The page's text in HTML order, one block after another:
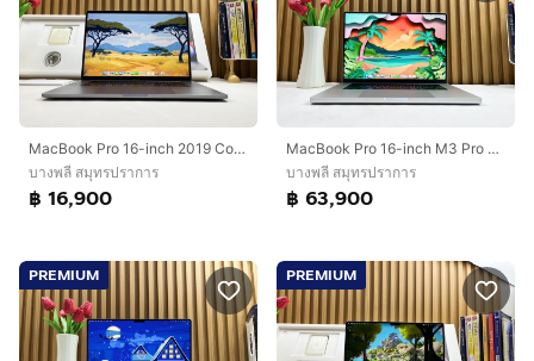
MacBook Pro 16-inch 2019 Core i7 Ram16GB SSD512GB Space Gray
บางพลี สมุทรปราการ
฿ 16,900
MacBook Pro 16-inch M3 Pro 2023 Ram36GB SSD512GB Sliver
บางพลี สมุทรปราการ
฿ 63,900
PREMIUM PREMIUM